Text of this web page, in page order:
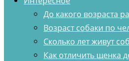
До какого возраста
Возраст собаки по
Сколько лет живут
Как отличить щенка